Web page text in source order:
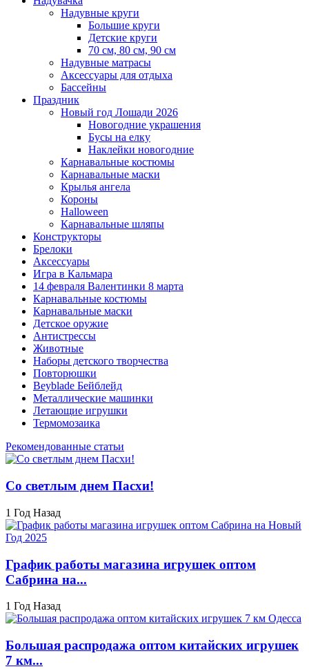
Надувные круги
Большие круги
Детские круги
70 см, 80 см, 90 см
Надувные матрасы
Аксессуары для отдыха
Бассейны
Праздник
Новый год Лошади 2026
Новогодние украшения
Бусы на елку
Наклейки новогодние
Карнавальные костюмы
Карнавальные маски
Крылья ангела
Короны
Halloween
Карнавальные шляпы
Конструкторы
Брелоки
Аксессуары
Игра в Кальмара
14 февраля Валентинки 8 марта
Карнавальные костюмы
Карнавальные маски
Детское оружие
Антистрессы
Животные
Наборы детского творчества
Повторюшки
Beyblade Бейблейд
Металлические машинки
Летающие игрушки
Термомозаика
Рекомендованные статьи
Со светлым днем Пасхи!
1 Год Назад
График работы магазина игрушек оптом
Сабрина на...
1 Год Назад
Большая распродажа оптом китайских игрушек
7 км...